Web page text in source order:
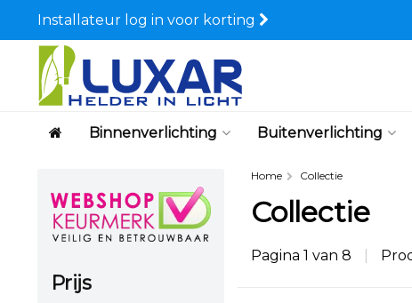
Installateur log in voor korting
Binnenverlichting Buitenverlichting
Prijs
Home Collectie
Collectie
Pagina 1 van 8